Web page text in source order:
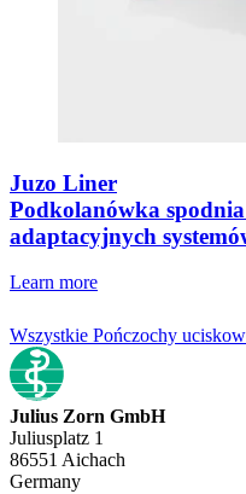
Juzo Liner
Podkolanówka
adaptacyjnych
Learn more
Wszystkie Pończochy
Julius Zorn GmbH
Juliusplatz 1
86551 Aichach
Germany